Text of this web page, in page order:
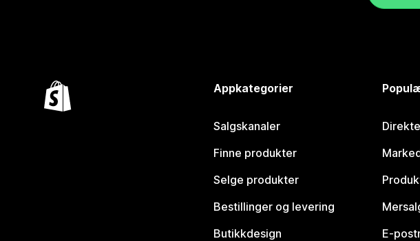
Appkategorier
Salgskanaler
Finne produkter
Selge produkter
Bestillinger og levering
Butikkdesign
E-